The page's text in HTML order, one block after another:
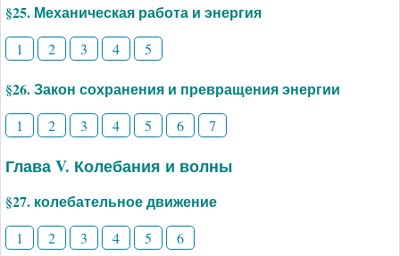
§25. Механическая работа и энергия
1 2 3 4 5
§26. Закон сохранения и превращения энергии
1 2 3 4 5 6 7
Глава V. Колебания и волны
§27. колебательное движение
1 2 3 4 5 6